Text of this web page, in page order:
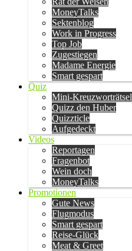
MoneyTalks
Sektenblog
Work in Progress
Top Job
Zugestiegen
Madame Energie
Smart gespart
Quiz
Mini-Kreuzworträtsel
Quizz den Huber
Quizzticle
Aufgedeckt
Videos
Reportagen
Fragenbot
Wein doch
MoneyTalks
Promotionen
Gute News
Flugmodus
Smart gespart
Reise-Glück
Meat & Greet